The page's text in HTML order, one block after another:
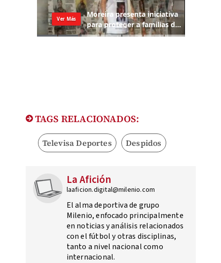
TAGS RELACIONADOS:
Televisa Deportes Despidos
La Afición
laaficion.digital@milenio.com
El alma deportiva de grupo
Milenio, enfocado principalmente
en noticias y análisis relacionados
con el fútbol y otras disciplinas,
tanto a nivel nacional como
internacional.